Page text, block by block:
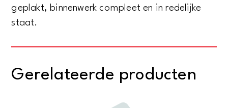
geplakt, binnenwerk compleet en in redelijke
staat.
Gerelateerde producten